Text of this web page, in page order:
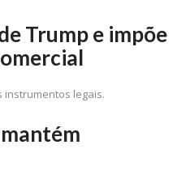
Trump e impõe
instrumentos legais.